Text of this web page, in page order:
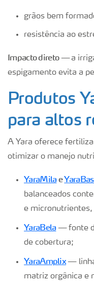
grãos bem
resistência ao
Impacto direto —a
espigamento evita a
Produtos
para altos
A Yara oferece
otimizar o manejo
YaraMilae
balanceados
e micronutrientes,
YaraBela—fonte
de cobertura;
YaraAmplix—
matriz orgânica e